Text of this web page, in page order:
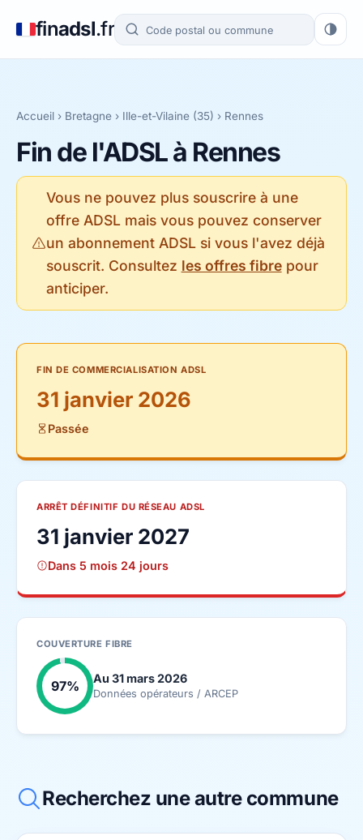
finadsl.fr
Accueil › Bretagne › Ille-et-Vilaine (35) › Rennes
Fin de l'ADSL à Rennes
Vous ne pouvez plus souscrire à une
offre ADSL mais vous pouvez conserver
un abonnement ADSL si vous l'avez déjà
souscrit. Consultez les offres fibrepour
anticiper.
FIN DE COMMERCIALISATION ADSL
31 janvier 2026
Passée
ARRÊT DÉFINITIF DU RÉSEAU ADSL
31 janvier 2027
Dans 5 mois 24 jours
COUVERTURE FIBRE
97% Au 31 mars 2026
Données opérateurs / ARCEP
Recherchez une autre commune